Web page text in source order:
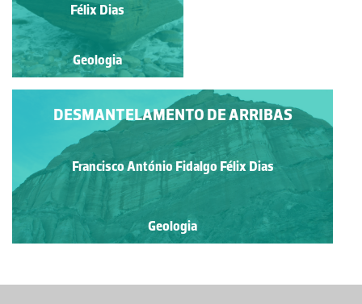
Félix Dias
Geologia
Félix Dias
Geologia
DESMANTELAMENTO DE ARRIBAS
Francisco António Fidalgo Félix Dias
Geologia